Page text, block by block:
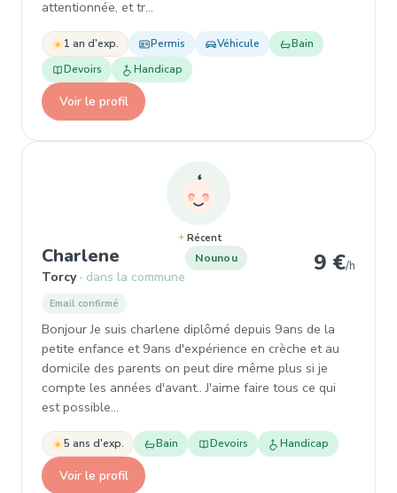
attentionnée, et tr…
1 an d'exp. Permis Véhicule
Bain
Devoirs
Handicap
Voir le profil
Récent
Charlene , Nounou à Torcy
Torcy dans la commune
Nounou 9 €/h
Email confirmé
Bonjour Je suis charlene diplômé depuis 9ans de la
petite enfance et 9ans d'expérience en crèche et au
domicile des parents on peut dire même plus si je
compte les années d'avant.. J'aime faire tous ce qui
est possible…
5 ans d'exp. Bain Devoirs Handicap
Voir le profil